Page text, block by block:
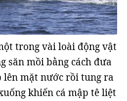
trong vài loài động vật
săn mồi bằng cách đưa
lên mặt nước rồi tung ra
khiến cá mập tê liệt